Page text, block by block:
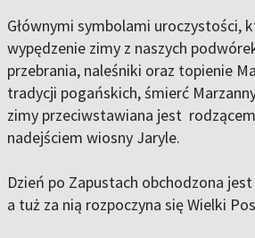
Głównymi symbolami uroczystości,
wypędzenie zimy z naszych
przebrania, naleśniki oraz topienie
tradycji pogańskich, śmierć
zimy przeciwstawiana jest
nadejściem wiosny Jaryle.
Dzień po Zapustach obchodzona
a tuż za nią rozpoczyna się Wielki